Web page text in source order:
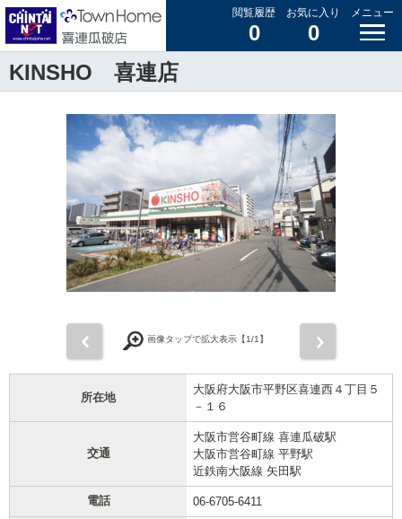
閲覧履歴
0
お気に入り
0
メニュー
KINSHO 喜連店
画像タップで拡大表示【1/1】
所在地
大阪府大阪市平野区喜連西４丁目５
－１６
交通
大阪市営谷町線 喜連瓜破駅
大阪市営谷町線 平野駅
近鉄南大阪線 矢田駅
電話 06-6705-6411